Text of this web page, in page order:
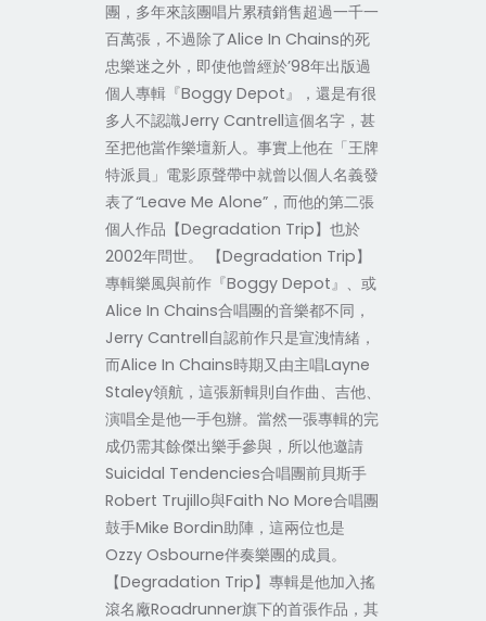
團，多年來該團唱片累積銷售超過一千一
百萬張，不過除了Alice In Chains的死
忠樂迷之外，即使他曾經於’98年出版過
個人專輯『Boggy Depot』，還是有很
多人不認識Jerry Cantrell這個名字，甚
至把他當作樂壇新人。事實上他在「王牌
特派員」電影原聲帶中就曾以個人名義發
表了“Leave Me Alone”，而他的第二張
個人作品【Degradation Trip】也於
2002年問世。 【Degradation Trip】
專輯樂風與前作『Boggy Depot』、或
Alice In Chains合唱團的音樂都不同，
Jerry Cantrell自認前作只是宣洩情緒，
而Alice In Chains時期又由主唱Layne
Staley領航，這張新輯則自作曲、吉他、
演唱全是他一手包辦。當然一張專輯的完
成仍需其餘傑出樂手參與，所以他邀請
Suicidal Tendencies合唱團前貝斯手
Robert Trujillo與Faith No More合唱團
鼓手Mike Bordin助陣，這兩位也是
Ozzy Osbourne伴奏樂團的成員。
【Degradation Trip】專輯是他加入搖
滾名廠Roadrunner旗下的首張作品，其